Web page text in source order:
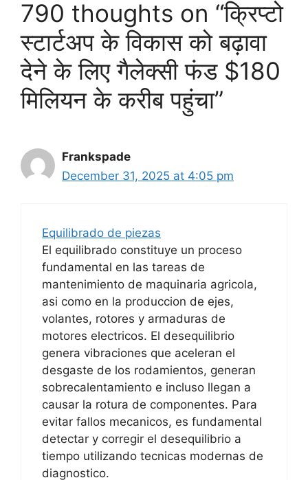
790 thoughts on “क्रिप्टो
स्टार्टअप के विकास को बढ़ावा
देने के लिए गैलेक्सी फंड $180
मिलियन के करीब पहुंचा”
Frankspade
December 31, 2025 at 4:05 pm
Equilibrado de piezas
El equilibrado constituye un proceso
fundamental en las tareas de
mantenimiento de maquinaria agricola,
asi como en la produccion de ejes,
volantes, rotores y armaduras de
motores electricos. El desequilibrio
genera vibraciones que aceleran el
desgaste de los rodamientos, generan
sobrecalentamiento e incluso llegan a
causar la rotura de componentes. Para
evitar fallos mecanicos, es fundamental
detectar y corregir el desequilibrio a
tiempo utilizando tecnicas modernas de
diagnostico.